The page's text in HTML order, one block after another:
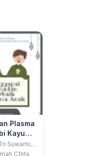
Plasma
Kayu
Suwarni;
C1nta